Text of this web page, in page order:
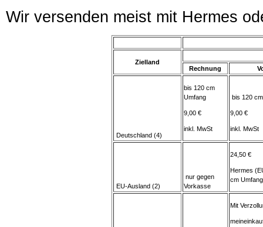
Wir versenden meist mit Hermes
Zielland
Rechnung
Deutschland (4)
bis 120 cm
Umfang
9,00 €
inkl. MwSt
bis 120
9,00 €
inkl. MwSt
EU-Ausland (2)
nur gegen
Vorkasse
24,50 €
Hermes
cm
Mit